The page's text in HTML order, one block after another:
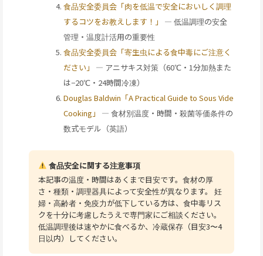
食品安全委員会「肉を低温で安全においしく調理
するコツをお教えします！」
— 低温調理の安全
管理・温度計活用の重要性
食品安全委員会「寄生虫による食中毒にご注意く
ださい」
— アニサキス対策（60℃・1分加熱また
は−20℃・24時間冷凍）
Douglas Baldwin「A Practical Guide to Sous Vide
Cooking」
— 食材別温度・時間・殺菌等価条件の
数式モデル（英語）
食品安全に関する注意事項
本記事の温度・時間はあくまで目安です。食材の厚
さ・種類・調理器具によって安全性が異なります。 妊
婦・高齢者・免疫力が低下している方は、食中毒リス
クを十分に考慮したうえで専門家にご相談ください。
低温調理後は速やかに食べるか、冷蔵保存（目安3〜4
日以内）してください。